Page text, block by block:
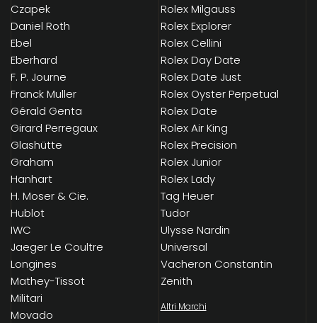
Czapek
Daniel Roth
Ebel
Eberhard
F. P. Journe
Franck Muller
Gérald Genta
Girard Perregaux
Glashütte
Graham
Hanhart
H. Moser & Cie.
Hublot
IWC
Jaeger Le Coultre
Longines
Mathey-Tissot
Militari
Movado
Rolex Milgauss
Rolex Explorer
Rolex Cellini
Rolex Day Date
Rolex Date Just
Rolex Oyster Perpetual
Rolex Date
Rolex Air King
Rolex Precision
Rolex Junior
Rolex Lady
Tag Heuer
Tudor
Ulysse Nardin
Universal
Vacheron Constantin
Zenith
Altri Marchi